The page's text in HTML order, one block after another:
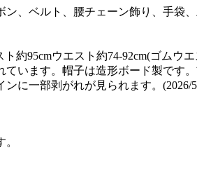
ン、ベルト、腰チェーン飾り、手袋
約95cmウエスト約74-92cm(ゴム
います。帽子は造形ボード製で
に一部剥がれが見られます。